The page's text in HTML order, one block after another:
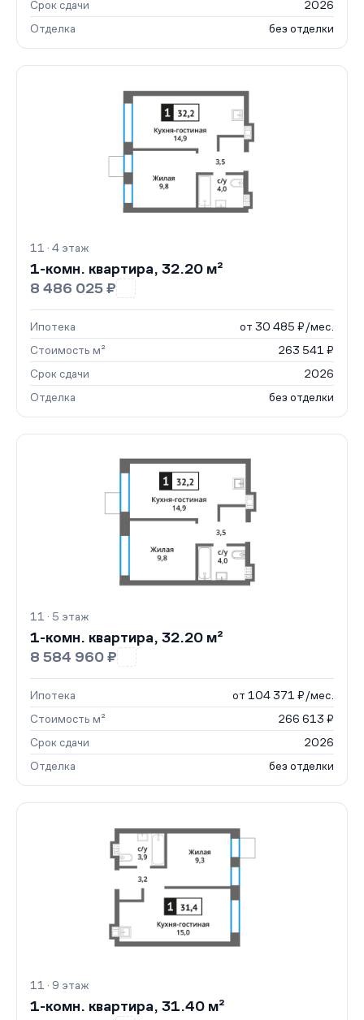
Срок сдачи
2026
Отделка
без отделки
11 · 4 этаж
1-комн. квартира, 32.20 м²
8 486 025 ₽
Ипотека
от 30 485 ₽/мес.
Стоимость м²
263 541 ₽
Срок сдачи
2026
Отделка
без отделки
11 · 5 этаж
1-комн. квартира, 32.20 м²
8 584 960 ₽
Ипотека
от 104 371 ₽/мес.
Стоимость м²
266 613 ₽
Срок сдачи
2026
Отделка
без отделки
11 · 9 этаж
1-комн. квартира, 31.40 м²